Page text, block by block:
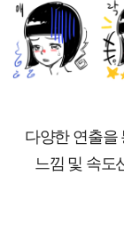
다양한 연출을
느낌 및 속도